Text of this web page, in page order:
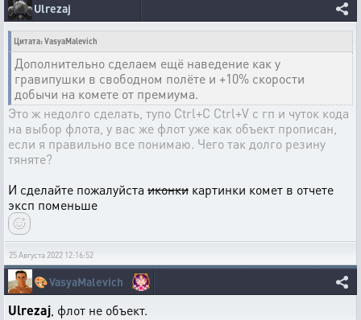
Ulrezaj
Цитата: VasyaMalevich
Дополнительно сделаем ещё наведение как у
гравипушки в свободном полёте и +10% скорости
добычи на комете от премиума.
Это ж недолго сделать, тупо Ctrl+C Ctrl+V с гп и чуток кода
на выбор флота, у вас же флот уже как объект прописан,
если я правильно все понимаю. Чего так долго резину
тяняте?
И сделайте пожалуйста иконки картинки комет в отчете
эксп поменьше
25 Августа 2022 12:16:52
🎨VasyaMalevich
Ulrezaj , флот не объект.